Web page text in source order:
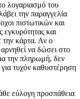
λογαριασμό του
λάβει την παραγγελία
πιστωτικών και
και
την κάρτα. Αν ο
να δώσει στο
την πληρωμή, δεν
τυχόν καθυστέρηση
εύλογη προσπάθεια